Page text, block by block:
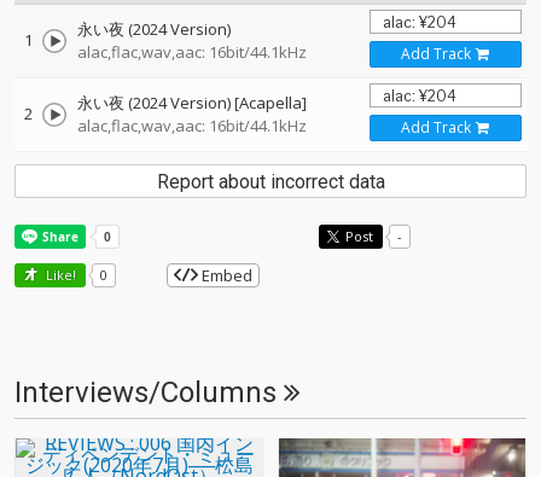
1
永い夜 (2024 Version)
alac,flac,wav,aac: 16bit/44.1kHz
Add Track
2
永い夜 (2024 Version) [Acapella]
alac,flac,wav,aac: 16bit/44.1kHz
Add Track
Report about incorrect data
Post -
Like! 0 Embed
Interviews/Columns